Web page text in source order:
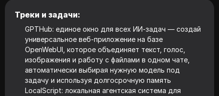
Треки и задачи:
GPTHub: единое окно для всех ИИ-задач — создай
универсальное веб-приложение на базе
OpenWebUI, которое объединяет текст, голос,
изображения и работу с файлами в одном чате,
автоматически выбирая нужную модель под
задачу и используя долгосрочную память
LocalScript: локальная агентская система для